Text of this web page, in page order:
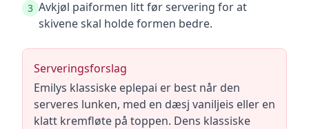
3 Avkjøl paiformen litt før servering for at
skivene skal holde formen bedre.
Serveringsforslag
Emilys klassiske eplepai er best når den
serveres lunken, med en dæsj vaniljeis eller en
klatt kremfløte på toppen. Dens klassiske